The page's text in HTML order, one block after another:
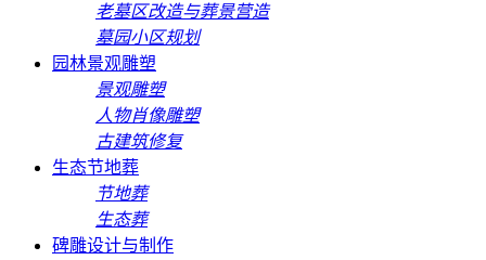
老墓区改造与葬景营造
墓园小区规划
园林景观雕塑
景观雕塑
人物肖像雕塑
古建筑修复
生态节地葬
节地葬
生态葬
碑雕设计与制作